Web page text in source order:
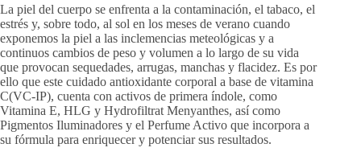
La piel del cuerpo se enfrenta a la contaminación, el tabaco, el
estrés y, sobre todo, al sol en los meses de verano cuando
exponemos la piel a las inclemencias meteológicas y a
continuos cambios de peso y volumen a lo largo de su vida
que provocan sequedades, arrugas, manchas y flacidez. Es por
ello que este cuidado antioxidante corporal a base de vitamina
C(VC-IP), cuenta con activos de primera índole, como
Vitamina E, HLG y Hydrofiltrat Menyanthes, así como
Pigmentos Iluminadores y el Perfume Activo que incorpora a
su fórmula para enriquecer y potenciar sus resultados.